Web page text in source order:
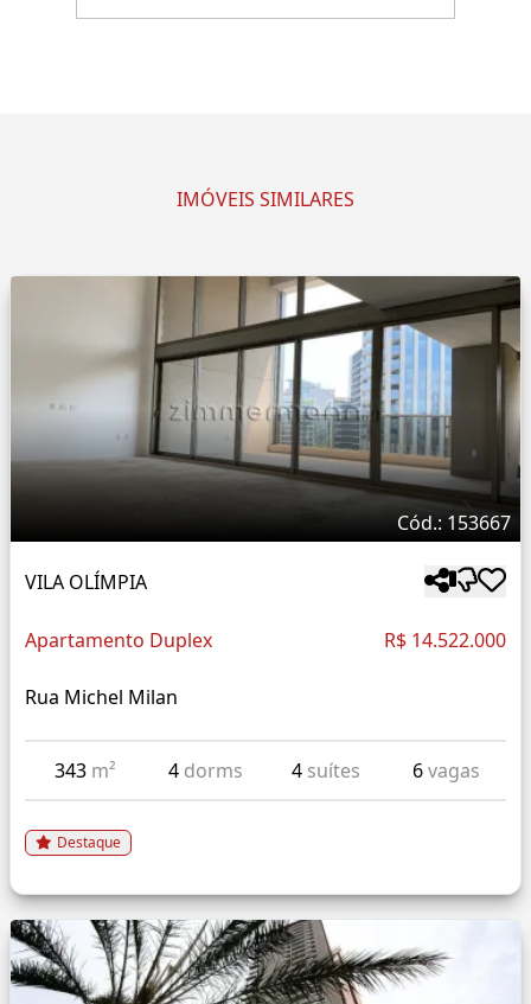
IMÓVEIS SIMILARES
Cód.: 153667
VILA OLÍMPIA
Apartamento Duplex R$ 14.522.000
Rua Michel Milan
343 m² 4 dorms 4 suítes 6vagas
Destaque